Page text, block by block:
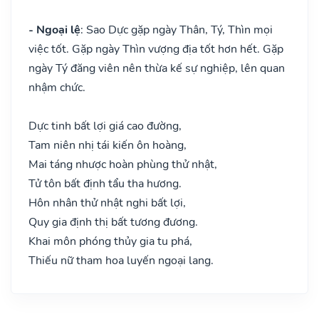
- Ngoại lệ: Sao Dực gặp ngày Thân, Tý, Thìn mọi
việc tốt. Gặp ngày Thìn vượng địa tốt hơn hết. Gặp
ngày Tý đăng viên nên thừa kế sự nghiệp, lên quan
nhậm chức.
Dực tinh bất lợi giá cao đường,
Tam niên nhị tái kiến ôn hoàng,
Mai táng nhược hoàn phùng thử nhật,
Tử tôn bất định tẩu tha hương.
Hôn nhân thử nhật nghi bất lợi,
Quy gia định thị bất tương đương.
Khai môn phóng thủy gia tu phá,
Thiếu nữ tham hoa luyến ngoại lang.